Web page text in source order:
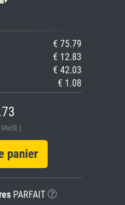
€ 75.79
€ 12.83
€ 42.03
€ 1.08
PARFAIT